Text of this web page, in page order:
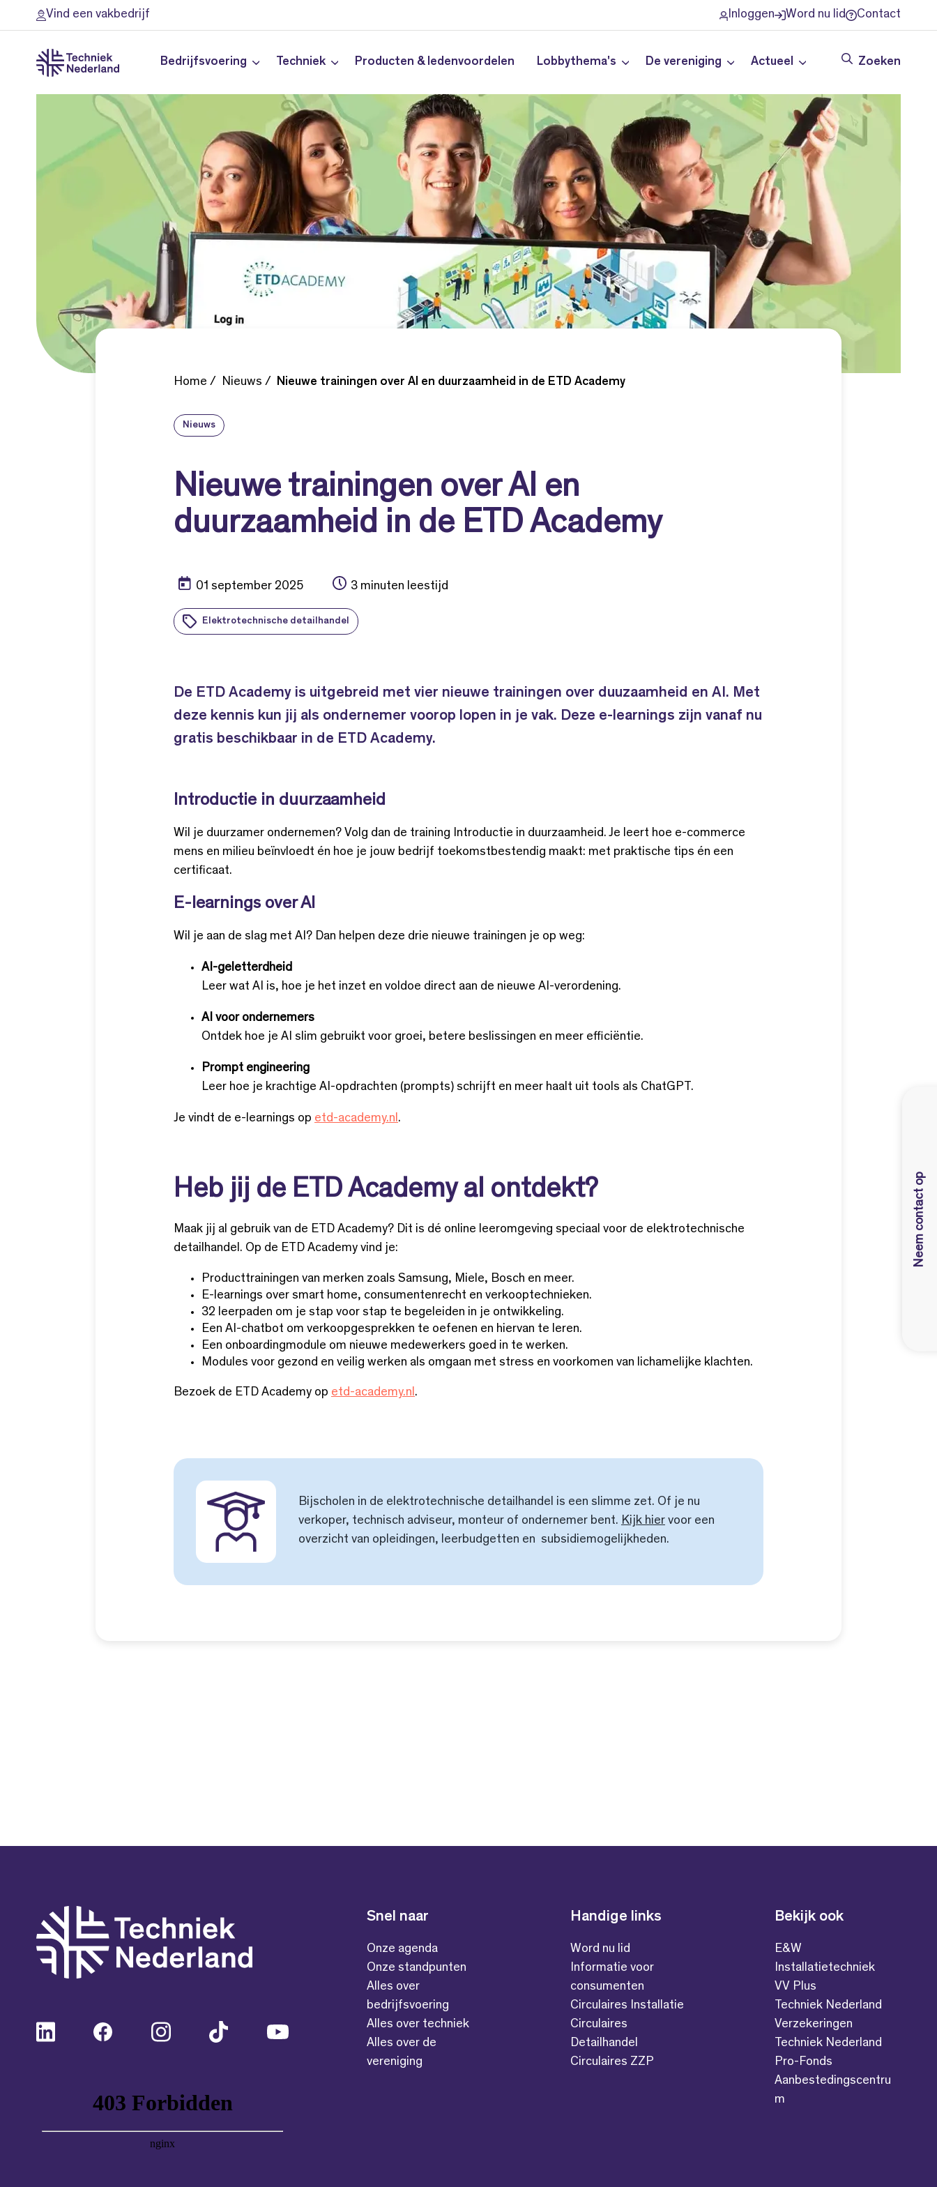
Vind een vakbedrijf Inloggen Word nu lid Contact
Bedrijfsvoering Techniek Producten & ledenvoordelen Lobbythema's De vereniging Actueel Zoeken
Home Nieuws Nieuwe trainingen over AI en duurzaamheid in de ETD Academy
Nieuws
Nieuwe trainingen over AI en
duurzaamheid in de ETD Academy
01 september 2025 3 minuten leestijd
Elektrotechnische detailhandel
De ETD Academy is uitgebreid met vier nieuwe trainingen over duuzaamheid en AI. Met
deze kennis kun jij als ondernemer voorop lopen in je vak. Deze e-learnings zijn vanaf nu
gratis beschikbaar in de ETD Academy.
Introductie in duurzaamheid
Wil je duurzamer ondernemen? Volg dan de training Introductie in duurzaamheid. Je leert hoe e-commerce
mens en milieu beïnvloedt én hoe je jouw bedrijf toekomstbestendig maakt: met praktische tips én een
certificaat.
E-learnings over AI
Wil je aan de slag met AI? Dan helpen deze drie nieuwe trainingen je op weg:
AI-geletterdheid
Leer wat AI is, hoe je het inzet en voldoe direct aan de nieuwe AI-verordening.
AI voor ondernemers
Ontdek hoe je AI slim gebruikt voor groei, betere beslissingen en meer efficiëntie.
Prompt engineering
Leer hoe je krachtige AI-opdrachten (prompts) schrijft en meer haalt uit tools als ChatGPT.
Je vindt de e-learnings op etd-academy.nl.
Heb jij de ETD Academy al ontdekt?
Maak jij al gebruik van de ETD Academy? Dit is dé online leeromgeving speciaal voor de elektrotechnische
detailhandel. Op de ETD Academy vind je:
Producttrainingen van merken zoals Samsung, Miele, Bosch en meer.
E-learnings over smart home, consumentenrecht en verkooptechnieken.
32 leerpaden om je stap voor stap te begeleiden in je ontwikkeling.
Een AI-chatbot om verkoopgesprekken te oefenen en hiervan te leren.
Een onboardingmodule om nieuwe medewerkers goed in te werken.
Modules voor gezond en veilig werken als omgaan met stress en voorkomen van lichamelijke klachten.
Bezoek de ETD Academy op etd-academy.nl.
Bijscholen in de elektrotechnische detailhandel is een slimme zet. Of je nu
verkoper, technisch adviseur, monteur of ondernemer bent. Kijk hier voor een
overzicht van opleidingen, leerbudgetten en subsidiemogelijkheden.
Neem contact op
Snel naar
Onze agenda
Onze standpunten
Alles over
bedrijfsvoering
Alles over techniek
Alles over de
vereniging
Handige links
Word nu lid
Informatie voor
consumenten
Circulaires Installatie
Circulaires
Detailhandel
Circulaires ZZP
Bekijk ook
E&W
Installatietechniek
VV Plus
Techniek Nederland
Verzekeringen
Techniek Nederland
Pro-Fonds
Aanbestedingscentru
m